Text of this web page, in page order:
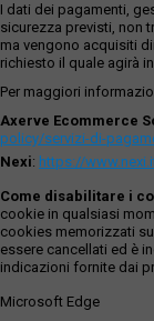
I dati dei pagamenti,
sicurezza previsti, non
ma vengono acquisiti
richiesto il quale agirà
Per maggiori
Axerve Ecommerce
policy/servizi-di-
Nexi: https://
Come disabilitare i
cookie in qualsiasi
cookies memorizzati
essere cancellati ed è
indicazioni fornite dai
Microsoft Edge